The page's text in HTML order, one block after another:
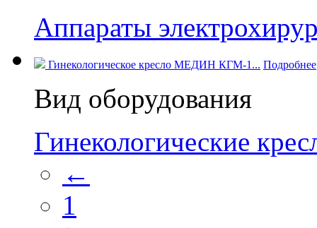
Аппараты
Гинекологическое кресло МЕДИН КГМ-1... Подробнее
Вид оборудования
Гинекологические
←
1